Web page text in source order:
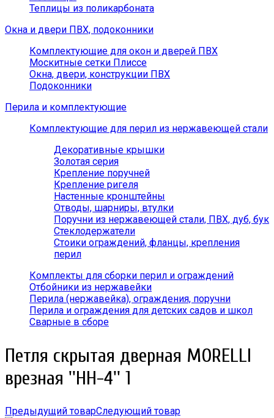
Теплицы из поликарбоната
Окна и двери ПВХ, подоконники
Комплектующие для окон и дверей ПВХ
Москитные сетки Плиссе
Окна, двери, конструкции ПВХ
Подоконники
Перила и комплектующие
Комплектующие для перил из нержавеющей стали
Декоративные крышки
Золотая серия
Крепление поручней
Крепление ригеля
Настенные кронштейны
Отводы, шарниры, втулки
Поручни из нержавеющей стали, ПВХ, дуб, бук
Стеклодержатели
Стоики ограждений, фланцы, крепления
перил
Комплекты для сборки перил и ограждений
Отбойники из нержавейки
Перила (нержавейка), ограждения, поручни
Перила и ограждения для детских садов и школ
Сварные в сборе
Петля скрытая дверная MORELLI
врезная ''HH-4'' 1
Предыдущий товарСледующий товар